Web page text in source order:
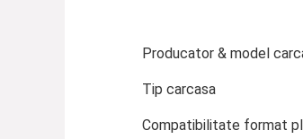
Producator & model
Tip carcasa
Compatibilitate format